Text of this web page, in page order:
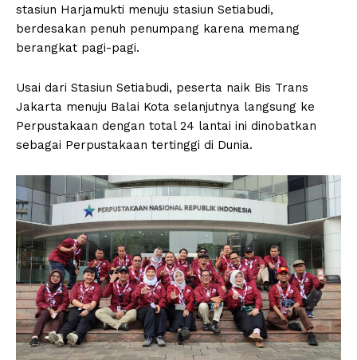
stasiun Harjamukti menuju stasiun Setiabudi,
berdesakan penuh penumpang karena memang
berangkat pagi-pagi.
Usai dari Stasiun Setiabudi, peserta naik Bis Trans
Jakarta menuju Balai Kota selanjutnya langsung ke
Perpustakaan dengan total 24 lantai ini dinobatkan
sebagai Perpustakaan tertinggi di Dunia.